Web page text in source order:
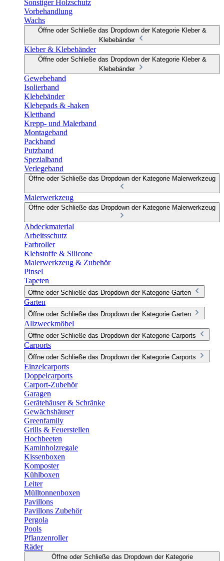
Sonstiger Holzschutz
Vorbehandlung
Wachs
Öffne oder Schließe das Dropdown der Kategorie Kleber &
Klebebänder
Kleber & Klebebänder
Öffne oder Schließe das Dropdown der Kategorie Kleber &
Klebebänder
Gewebeband
Isolierband
Klebebänder
Klebepads & -haken
Klettband
Krepp- und Malerband
Montageband
Packband
Putzband
Spezialband
Verlegeband
Öffne oder Schließe das Dropdown der Kategorie Malerwerkzeug
Malerwerkzeug
Öffne oder Schließe das Dropdown der Kategorie Malerwerkzeug
Abdeckmaterial
Arbeitsschutz
Farbroller
Klebstoffe & Silicone
Malerwerkzeug & Zubehör
Pinsel
Tapeten
Öffne oder Schließe das Dropdown der Kategorie Garten
Garten
Öffne oder Schließe das Dropdown der Kategorie Garten
Allzweckmöbel
Öffne oder Schließe das Dropdown der Kategorie Carports
Carports
Öffne oder Schließe das Dropdown der Kategorie Carports
Einzelcarports
Doppelcarports
Carport-Zubehör
Garagen
Gerätehäuser & Schränke
Gewächshäuser
Greenfamily
Grills & Feuerstellen
Hochbeeten
Kaminholzregale
Kissenboxen
Komposter
Kühlboxen
Leiter
Mülltonnenboxen
Pavillons
Pavillons Zubehör
Pergola
Pools
Pflanzenroller
Räder
Öffne oder Schließe das Dropdown der Kategorie